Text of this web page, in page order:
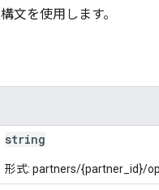
構文を使用します。
string
形式: partners/{partner_id}/